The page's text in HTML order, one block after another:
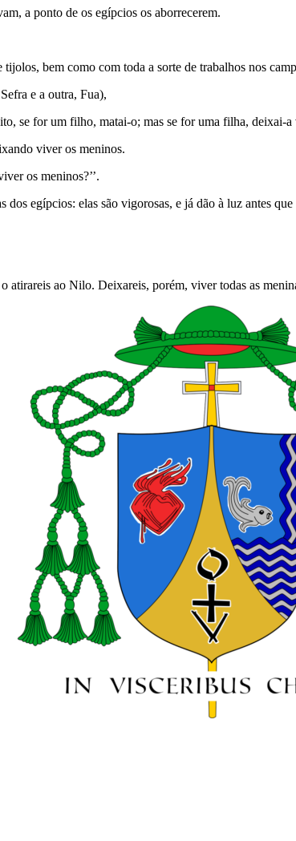
a ponto de os egípcios os aborrecerem.
bem como com toda a sorte de trabalhos nos
e a outra, Fua),
se for um filho, matai-o; mas se for uma filha, dei­xai-a
viver os meninos.
os meninos?’’.
egípcios: elas são vigorosas, e já dão à luz antes que
atirareis ao Nilo. Deixareis, porém, viver todas as